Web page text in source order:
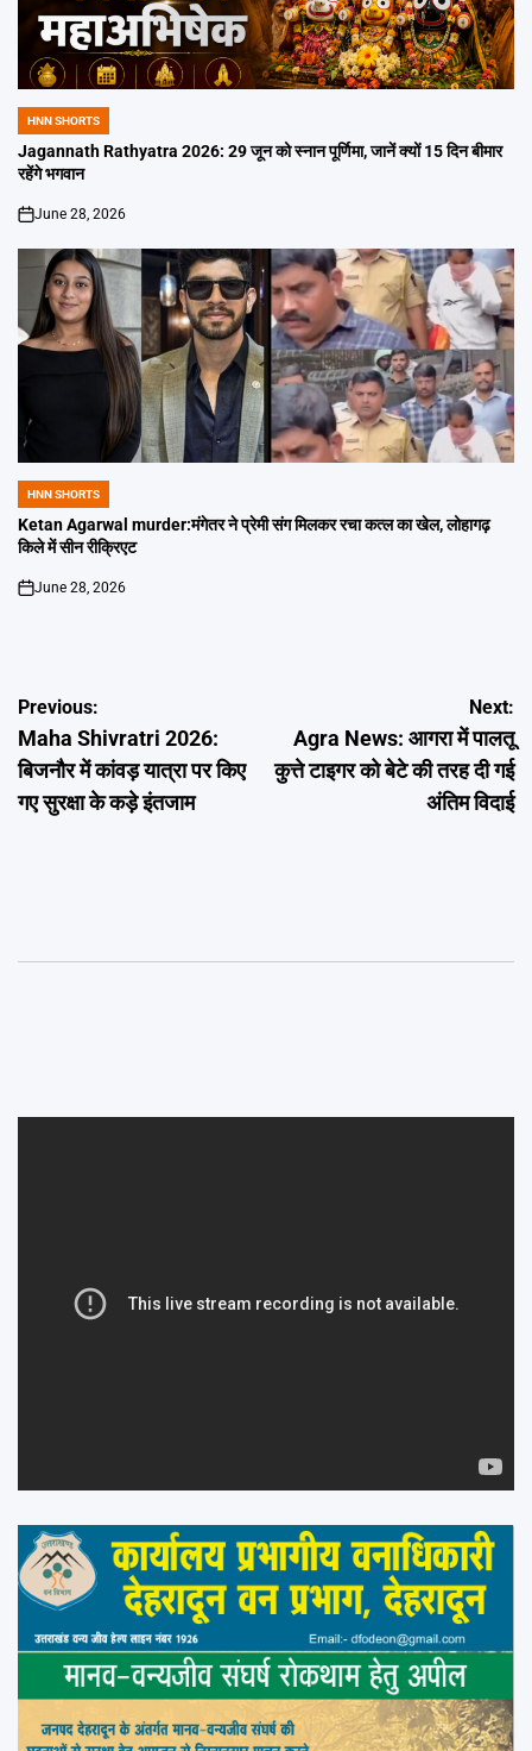
POSTED
IN
HNN SHORTS
Jagannath Rathyatra 2026: 29 जून को स्नान पूर्णिमा, जानें क्यों 15 दिन बीमार
रहेंगे भगवान
on
June 28, 2026
POSTED
IN
HNN SHORTS
Ketan Agarwal murder:मंगेतर ने प्रेमी संग मिलकर रचा कत्ल का खेल, लोहागढ़
किले में सीन रीक्रिएट
on
June 28, 2026
Post
navigation
Previous:
Maha Shivratri 2026:
बिजनौर में कांवड़ यात्रा पर किए
गए सुरक्षा के कड़े इंतजाम
Next:
Agra News: आगरा में पालतू
कुत्ते टाइगर को बेटे की तरह दी गई
अंतिम विदाई